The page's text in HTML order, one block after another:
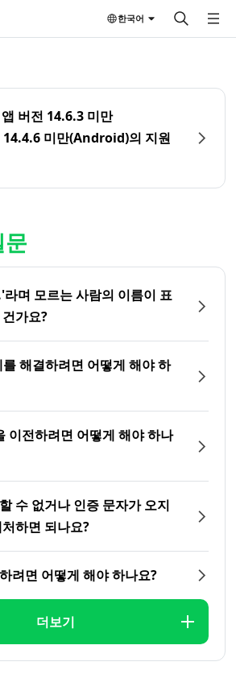
한국어
버전 14.6.3 미만
미만(Android)의 지원
문
며 모르는 사람의 이름이 표
가요?
해결하려면 어떻게 해야 하
이전하려면 어떻게 해야 하나
수 없거나 인증 문자가 오지
하면 되나요?
려면 어떻게 해야 하나요?
더보기